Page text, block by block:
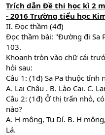
Trích dẫn Đề thi học kì 2
- 2016 Trường tiểu học
II. Đọc thầm (4đ)
Đọc thầm bài: "Đường đi Sa
103.
Khoanh tròn vào chữ cái
hỏi sau:
Câu 1: (1đ) Sa Pa thuộc tỉnh
A. Lai Châu . B. Lào Cai. C.
Câu 2: (1đ) Ở thị trấn nhỏ,
nào?
A. H mông, Tu Dí. B. H
Lá.